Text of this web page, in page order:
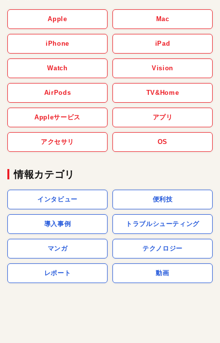
Apple Mac
iPhone iPad
Watch Vision
AirPods TV&Home
Appleサービス アプリ
アクセサリ OS
情報カテゴリ
インタビュー 便利技
導入事例 トラブルシューティング
マンガ テクノロジー
レポート 動画